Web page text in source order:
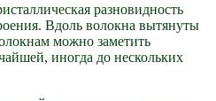
разновидность
Вдоль волокна вытянуты
можно заметить
иногда до нескольких